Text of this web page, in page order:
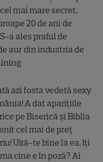
mai mare secret,
20 de ani de
a ales praful de
aur din industria de
azi fosta vedetă sexy
A dat aparițiile
pe Biserică și Biblia
cel mai de preț
Uită-te bine la ea, îți
cine e în poză? Ai